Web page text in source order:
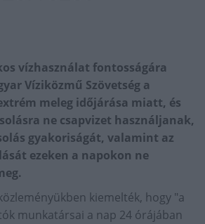
vízhasználat fontosságára
Víziközmű Szövetség a
meleg időjárása miatt, és
ne csapvizet használjanak,
gyakoriságát, valamint az
ezeken a napokon ne
kiemelték, hogy "a
munkatársai a nap 24 órájában